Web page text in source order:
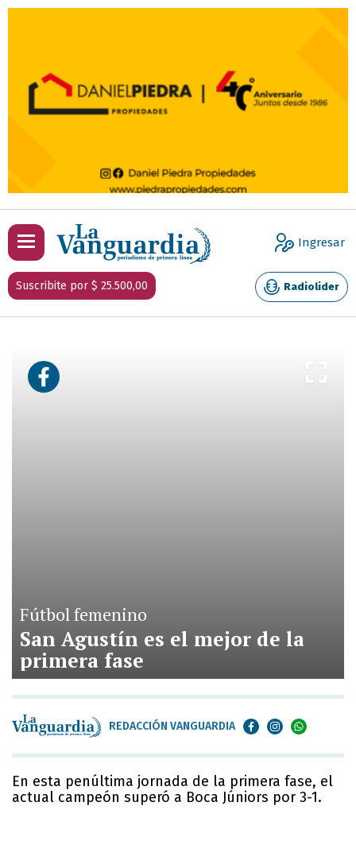
Ingresar
Suscribite por $ 25.500,00 Radiolider
Fútbol femenino
San Agustín es el mejor de la
primera fase
REDACCIÓN VANGUARDIA
En esta penúltima jornada de la primera fase, el
actual campeón superó a Boca Júniors por 3-1.